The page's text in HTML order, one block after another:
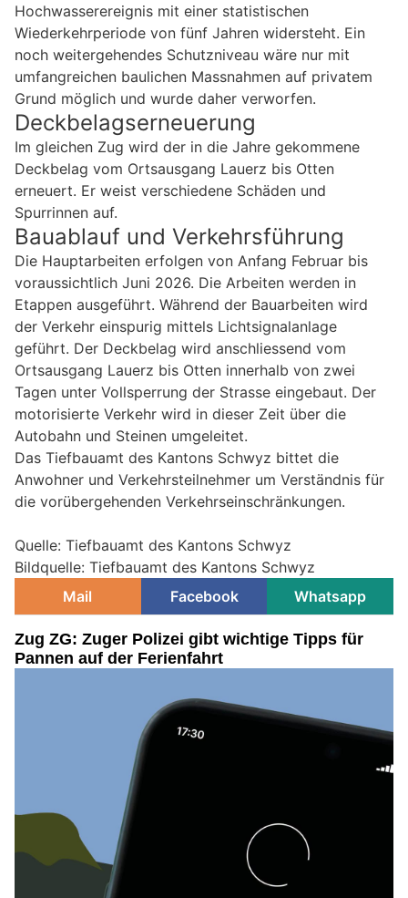
Hochwasserereignis mit einer statistischen
Wiederkehrperiode von fünf Jahren widersteht. Ein
noch weitergehendes Schutzniveau wäre nur mit
umfangreichen baulichen Massnahmen auf privatem
Grund möglich und wurde daher verworfen.
Deckbelagserneuerung
Im gleichen Zug wird der in die Jahre gekommene
Deckbelag vom Ortsausgang Lauerz bis Otten
erneuert. Er weist verschiedene Schäden und
Spurrinnen auf.
Bauablauf und Verkehrsführung
Die Hauptarbeiten erfolgen von Anfang Februar bis
voraussichtlich Juni 2026. Die Arbeiten werden in
Etappen ausgeführt. Während der Bauarbeiten wird
der Verkehr einspurig mittels Lichtsignalanlage
geführt. Der Deckbelag wird anschliessend vom
Ortsausgang Lauerz bis Otten innerhalb von zwei
Tagen unter Vollsperrung der Strasse eingebaut. Der
motorisierte Verkehr wird in dieser Zeit über die
Autobahn und Steinen umgeleitet.
Das Tiefbauamt des Kantons Schwyz bittet die
Anwohner und Verkehrsteilnehmer um Verständnis für
die vorübergehenden Verkehrseinschränkungen.
Quelle: Tiefbauamt des Kantons Schwyz
Bildquelle: Tiefbauamt des Kantons Schwyz
Mail
Facebook Whatsapp
Zug ZG: Zuger Polizei gibt wichtige Tipps für
Pannen auf der Ferienfahrt